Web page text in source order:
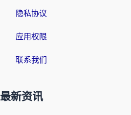
隐私协议
应用权限
联系我们
最新资讯